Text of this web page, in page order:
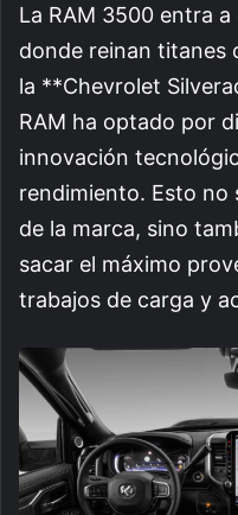
La RAM 3500 entra
donde reinan titanes
la **Chevrolet
RAM ha optado por
innovación
rendimiento. Esto no
de la marca, sino
sacar el máximo
trabajos de carga y